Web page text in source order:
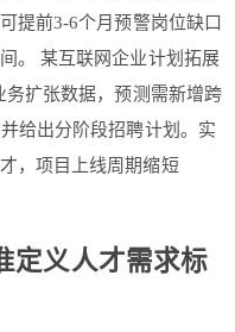
提前3-6个月预警岗位缺口
。 某互联网企业计划拓展
扩张数据，预测需新增跨
给出分阶段招聘计划。实
，项目上线周期缩短
定义人才需求标